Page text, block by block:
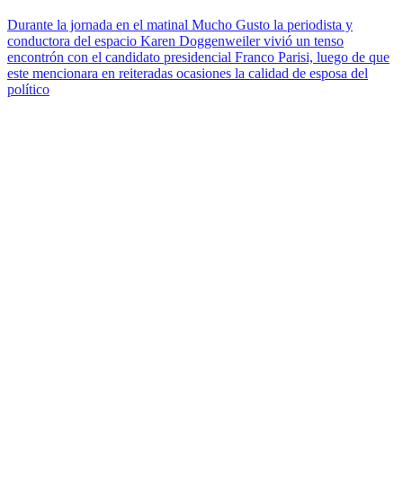
Durante la jornada en el matinal Mucho Gusto la periodista y
conductora del espacio Karen Doggenweiler vivió un tenso
encontrón con el candidato presidencial Franco Parisi, luego de que
este mencionara en reiteradas ocasiones la calidad de esposa del
político